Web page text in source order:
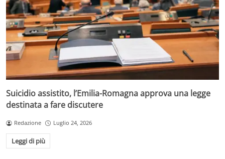
Suicidio assistito, l’Emilia-Romagna approva una legge
destinata a fare discutere
Redazione Luglio 24, 2026
Leggi di più